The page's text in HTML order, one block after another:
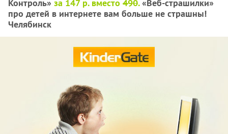
Контроль» за 147 р. вместо 490.«Веб-страшилки»
про детей в интернете вам больше не страшны!
Челябинск